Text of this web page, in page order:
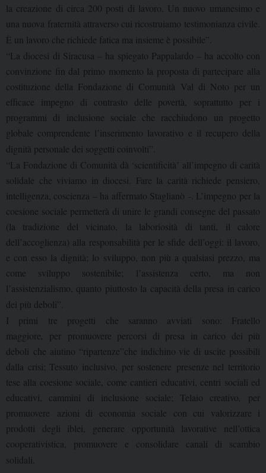
la creazione di circa 200 posti di lavoro. Un nuovo umanesimo e
una nuova fraternità attraverso cui ricostruiamo testimonianza civile.
È un lavoro che richiede fatica ma insieme è possibile”.
“La diocesi di Siracusa – ha spiegato Pappalardo – ha accolto con
convinzione fin dal primo momento la proposta di partecipare alla
costituzione della Fondazione di Comunità Val di Noto per un
efficace impegno di contrasto delle povertà, soprattutto per i
programmi di inclusione sociale che racchiudono un progetto
globale comprendente l’inserimento lavorativo e il recupero della
dignità personale dei soggetti coinvolti”.
“La Fondazione di Comunità dà ‘scientificità’ all’impegno di carità
solidale che viviamo in diocesi. Fare la carità richiede pensiero,
intelligenza, coscienza – ha affermato Staglianò -. L’impegno per la
coesione sociale permetterà di unire le grandi consegne del passato
(la tradizione del vicinato, la laboriosità di tanti, il calore
dell’accoglienza) alla responsabilità per le sfide dell’oggi: il lavoro,
e con esso la dignità; lo sviluppo, non più a qualsiasi prezzo, ma
come sviluppo sostenibile; l’assistenza certo, ma non
l’assistenzialismo, quanto piuttosto la capacità della presa in carico
dei più deboli”.
I primi tre progetti che saranno avviati sono: Fratello
maggiore, per promuovere percorsi di presa in carico dei più
deboli che aiutino “ripartenze”che indichino vie di uscite possibili
dalla crisi; Tessuto inclusivo, per sostenere presenze nel territorio
tese alla coesione sociale, come cantieri educativi, centri sociali ed
educativi, cammini di inclusione sociale; Telaio creativo,
per
promuovere
azioni di economia sociale con cui valorizzare i
prodotti degli iblei, generare opportunità lavorative nell’ottica
cooperativistica, promuovere e consolidare canali di scambio
solidali.